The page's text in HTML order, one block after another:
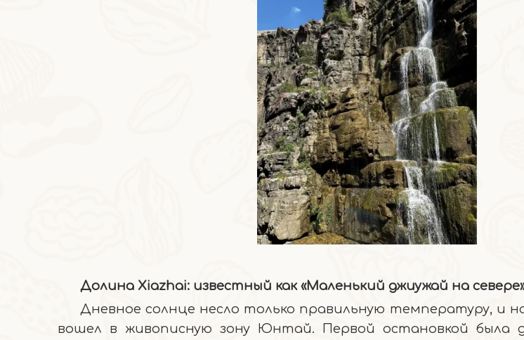
Долина Xiazhai: известный как «Маленький джиужай на
Дневное солнце несло только правильную температуру, и
вошел в живописную зону Юнтай. Первой остановкой была